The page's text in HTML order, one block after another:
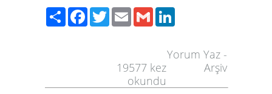
PaylaşFacebook
TwitterEmailGmail
Yorum Yaz -
Arşiv
19577 kez
okundu